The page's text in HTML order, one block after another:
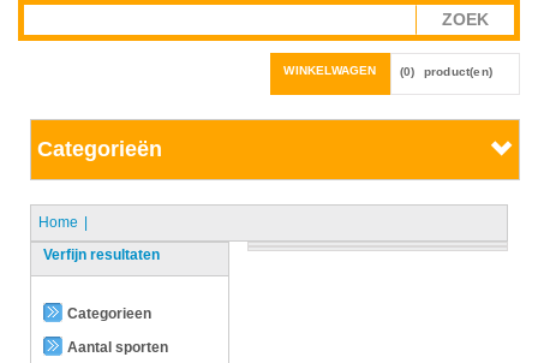
WINKELWAGEN (0) product(en)
Categorieën
Home
Verfijn resultaten
Categorieen
Aantal sporten